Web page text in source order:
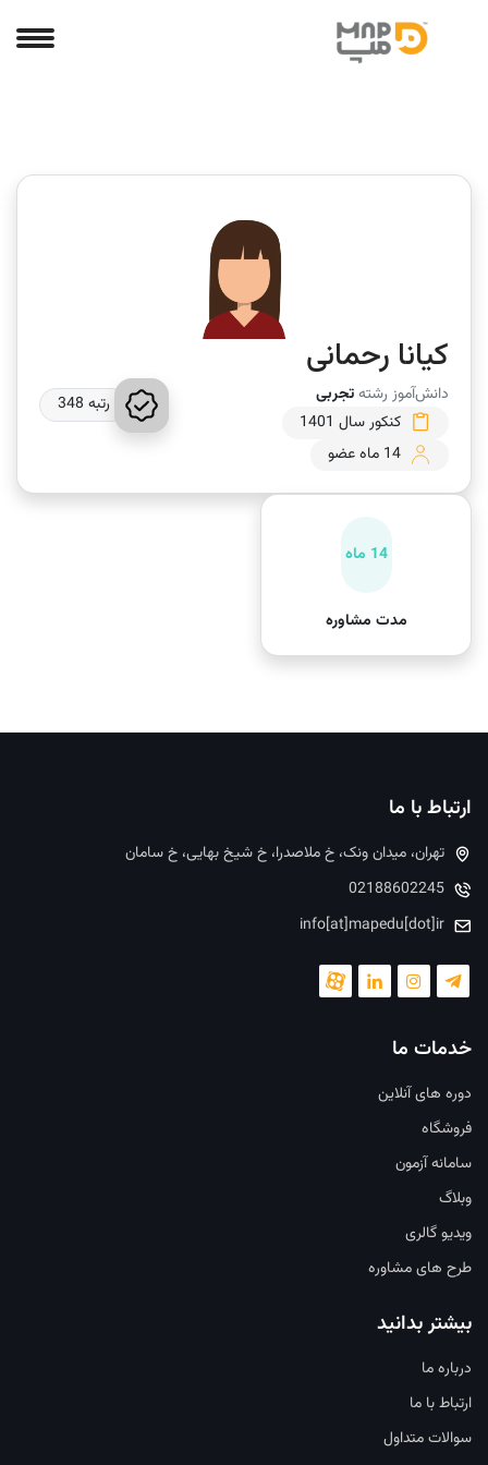
کیانا رحمانی
دانش‌آموز رشتهتجربی
کنکور سال 1401
14 ماه عضو
رتبه 348
14 ماه
مدت مشاوره
ارتباط با ما
تهران، میدان ونک، خ ملاصدرا، خ شیخ بهایی، خ سامان
02188602245
info[at]mapedu[dot]ir
خدمات ما
دوره های آنلاین
فروشگاه
سامانه آزمون
وبلاگ
ویدیو گالری
طرح های مشاوره
بیشتر بدانید
درباره ما
ارتباط با ما
سوالات متداول